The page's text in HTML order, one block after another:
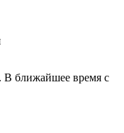
В ближайшее время с